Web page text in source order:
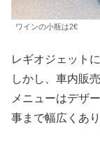
ワインの小瓶は2€
レギオジェット
しかし、車内販
メニューはデザ
事まで幅広くあり